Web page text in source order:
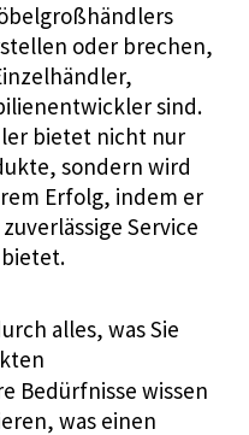
oder brechen,
sind.
bietet nicht nur
sondern wird
Erfolg, indem er
Service
alles, was Sie
Bedürfnisse wissen
was einen